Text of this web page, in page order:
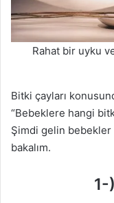
Rahat bir uyku
Bitki çayları
“Bebeklere hangi
Şimdi gelin
bakalım.
1-